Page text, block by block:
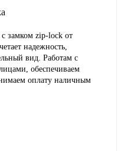
замком zip-lock от
надежность,
вид. Работам с
обеспечиваем
оплату наличным